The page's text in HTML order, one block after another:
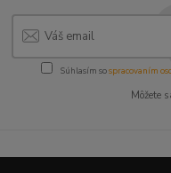
Súhlasím sospracovaním
Môžete